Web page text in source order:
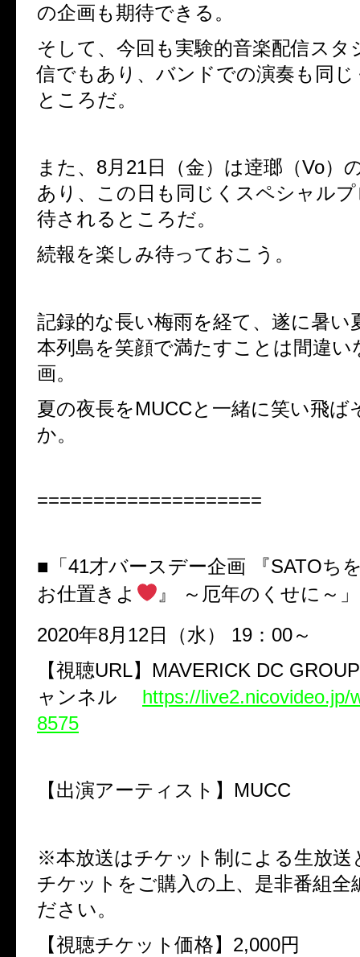
の企画も期待できる。
そして、今回も実験的音楽配信スタ
信でもあり、 バンドでの演奏も同
ところだ。
また、 8月 21日（金）は逹瑯（Vo）
あり、 この日も同じくスペシャル
待されるところだ。
続報を楽しみ待っておこう。
記録的な長い梅雨を経て、遂に暑い
本列島を笑顔で満たすことは間違い
画。
夏の夜長をMUCCと一緒に笑い飛ば
か。
====================
■「 41才バースデー企画 『SATOち
お仕置きよ
』
～厄年のくせに～」
2020年8月 12日（水） 19 ： 00～
【視聴URL】 MAVERICK DC GROUP
ャンネル
https://live2.nicovideo.jp/
8575
【出演アーティスト】 MUCC
※本放送はチケット制による生放送
チケットをご購入の上、是非番組全
ださい。
【視聴チケット価格】 2,000円